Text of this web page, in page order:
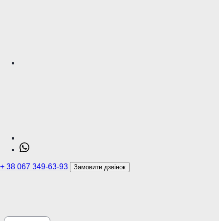
+ 38 067 349-63-93 Замовити дзвінок